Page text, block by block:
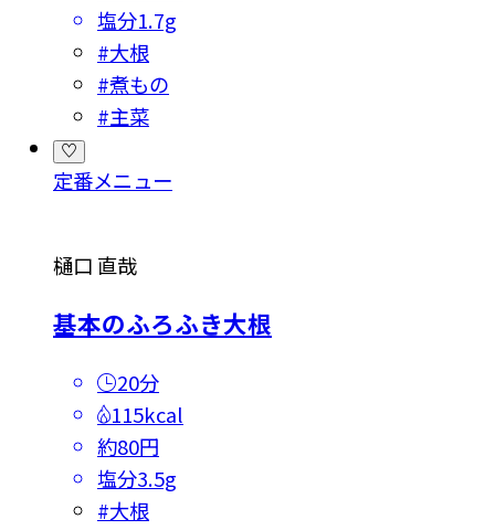
塩分1.7g
#大根
#煮もの
#主菜
定番メニュー
樋口 直哉
基本のふろふき大根
20分
115kcal
約80円
塩分3.5g
#大根